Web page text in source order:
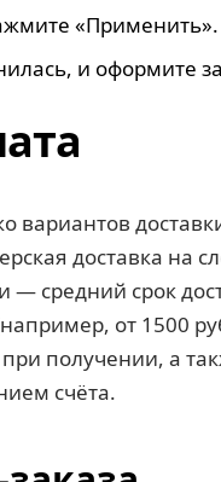
«Применить».
и оформите
вариантов
доставка
средний срок
от 1500
получении, а
счёта.